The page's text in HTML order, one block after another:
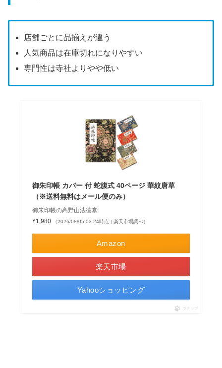
店舗ごとに品揃えが違う
人気商品は在庫切れになりやすい
専門性は寺社よりやや低い
御朱印帳 カバー 付 蛇腹式 40ページ 華紋唐草
（※送料無料はメール便のみ）
御朱印帳の高野山法徳堂
¥1,980
（2026/08/05 03:24時点 | 楽天市場調べ）
Amazon
楽天市場
Yahooショッピング
ポチップ